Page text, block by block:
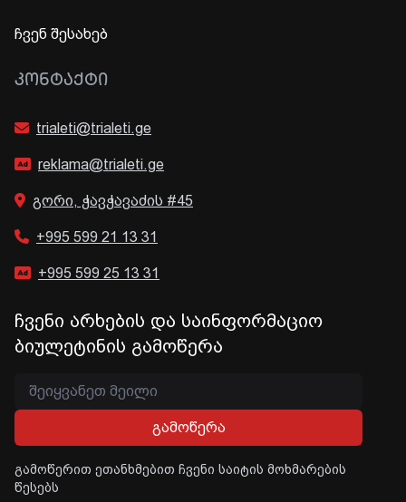
ჩვენ შესახებ
ᲙᲝᲜᲢᲐᲥᲢᲘ
trialeti@trialeti.ge
reklama@trialeti.ge
გორი, ჭავჭავაძის #45
+995 599 21 13 31
+995 599 25 13 31
ჩვენი არხების და საინფორმაციო
ბიულეტინის გამოწერა
გამოწერა
გამოწერით ეთანხმებით ჩვენი საიტის მოხმარების
წესებს